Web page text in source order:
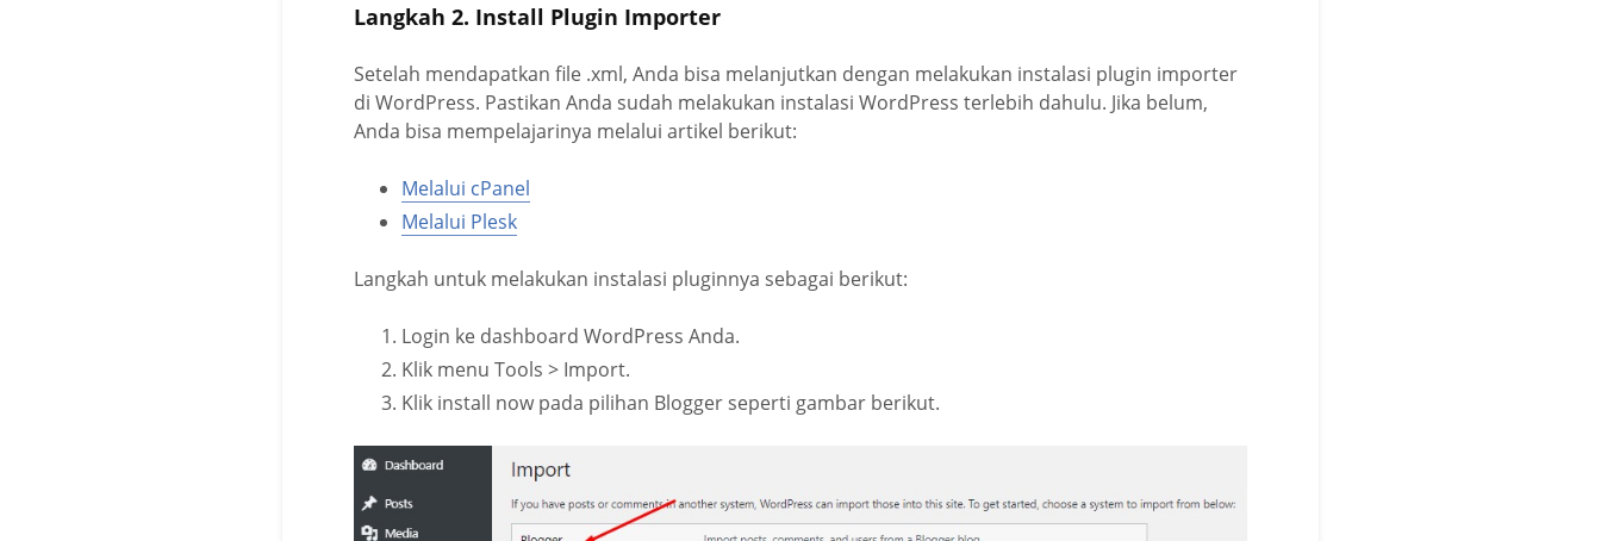
Langkah 2. Install Plugin Importer
Setelah mendapatkan file .xml, Anda bisa melanjutkan dengan melakukan instalasi plugin importer
di WordPress. Pastikan Anda sudah melakukan instalasi WordPress terlebih dahulu. Jika belum,
Anda bisa mempelajarinya melalui artikel berikut:
Melalui cPanel
Melalui Plesk
Langkah untuk melakukan instalasi pluginnya sebagai berikut:
Login ke dashboard WordPress Anda.
Klik menu Tools > Import.
Klik install now pada pilihan Blogger seperti gambar berikut.